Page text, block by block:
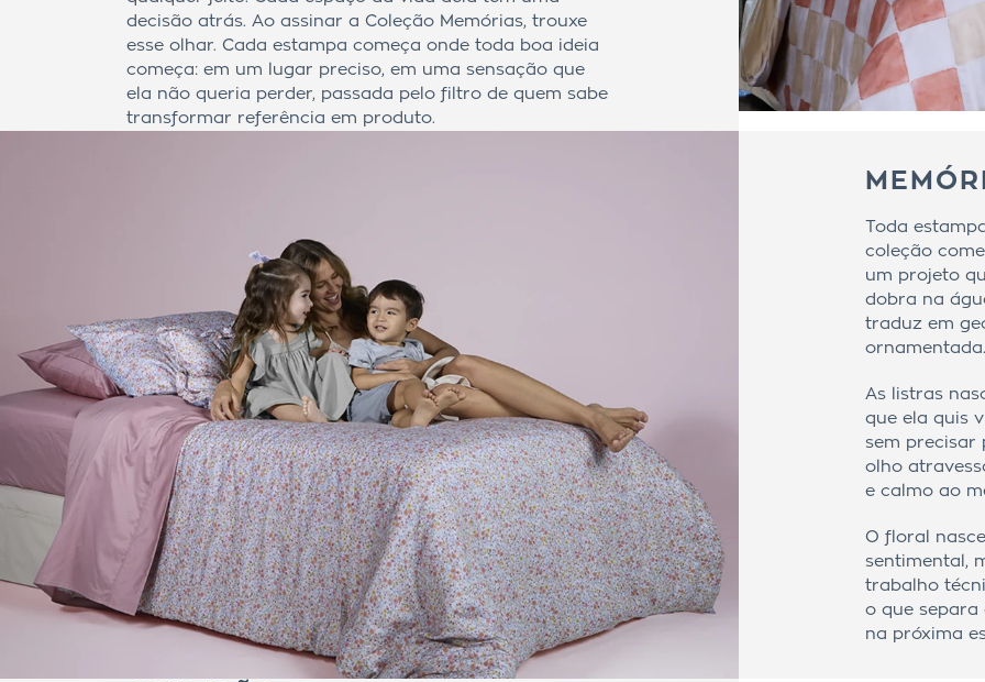
decisão atrás. Ao assinar a Coleção Memórias, trouxe
esse olhar. Cada estampa começa onde toda boa ideia
começa: em um lugar preciso, em uma sensação que
ela não queria perder, passada pelo filtro de quem sabe
transformar referência em produto.
Toda
coleção
um projeto
dobra na
traduz em
As listras
que ela quis
sem precisar
olho
e calmo ao
O floral
sentimental,
trabalho
o que
na próxima